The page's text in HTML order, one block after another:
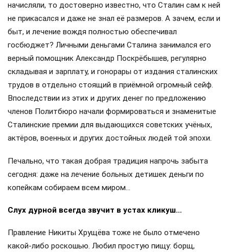
начисляли, то достоверно известно, что Сталин сам к ней
не прикасался и даже не знал её размеров. А зачем, если и
быт, и лечение вождя полностью обеспечивал
госбюджет? Личными деньгами Сталина занимался его
верный помощник Александр Поскрёбышев, регулярно
складывая и зарплату, и гонорары от издания сталинских
трудов в отдельно стоящий в приёмной огромный сейф.
Впоследствии из этих и других денег по предложению
членов Политбюро начали формироваться и знаменитые
Сталинские премии для выдающихся советских учёных,
актёров, военных и других достойных людей той эпохи.
Печально, что такая добрая традиция напрочь забыта
сегодня: даже на лечение больных детишек деньги по
копейкам собираем всем миром…
Слух дурной всегда звучит в устах кликуш…
Правление Никиты Хрущёва тоже не было отмечено
какой-либо роскошью. Любил простую пищу: борщ,